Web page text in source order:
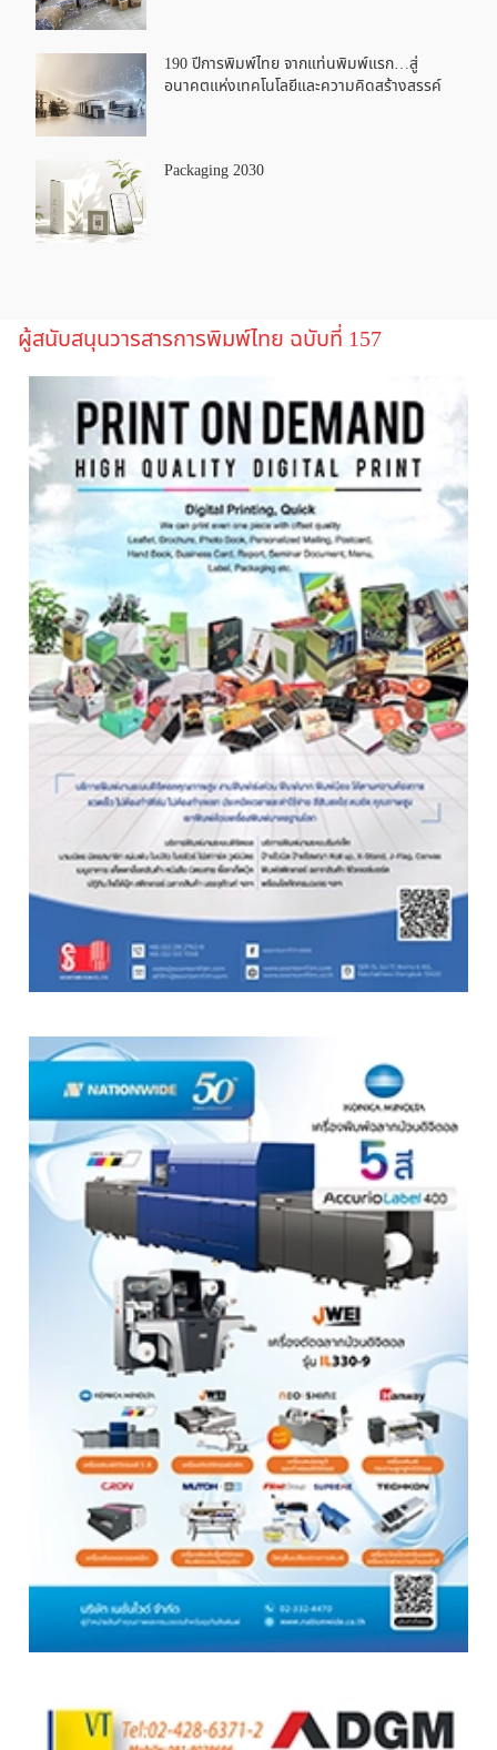
190 ปีการพิมพ์ไทย จากแท่นพิมพ์แรก…สู่
อนาคตแห่งเทคโนโลยีและความคิดสร้างสรรค์
Packaging 2030
ผู้สนับสนุนวารสารการพิมพ์ไทย ฉบับที่ 157